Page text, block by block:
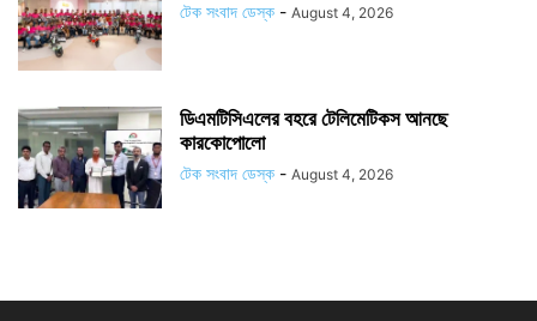
টেক সংবাদ ডেস্ক - August 4, 2026
ডিএমটিসিএলের বহরে টেলিমেটিকস আনছে
কারকোপোলো
টেক সংবাদ ডেস্ক - August 4, 2026